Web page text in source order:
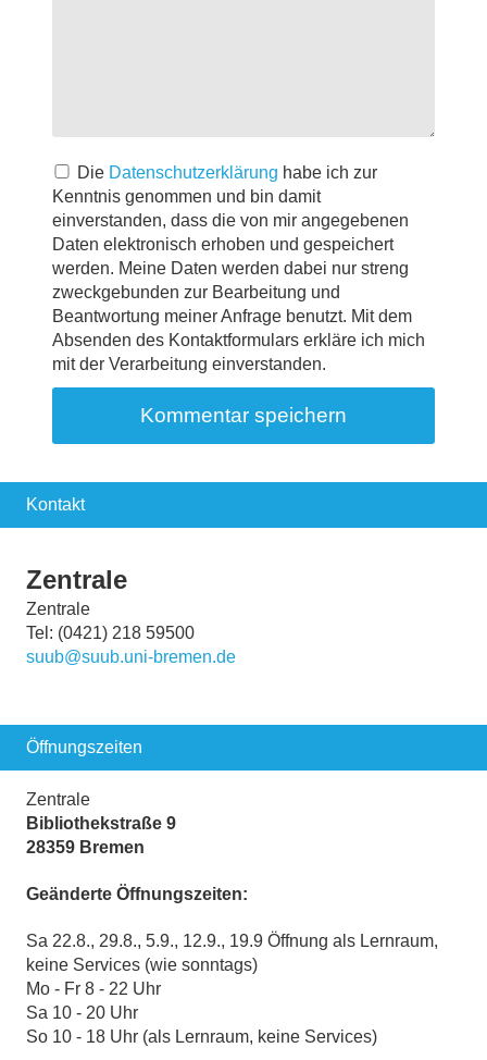
Die Datenschutzerklärung habe ich zur
Kenntnis genommen und bin damit
einverstanden, dass die von mir angegebenen
Daten elektronisch erhoben und gespeichert
werden. Meine Daten werden dabei nur streng
zweckgebunden zur Bearbeitung und
Beantwortung meiner Anfrage benutzt. Mit dem
Absenden des Kontaktformulars erkläre ich mich
mit der Verarbeitung einverstanden.
Kontakt
Zentrale
Zentrale
Tel: (0421) 218 59500
suub@suub.uni-bremen.de
Öffnungszeiten
Zentrale
Bibliothekstraße 9
28359 Bremen
Geänderte Öffnungszeiten:
Sa 22.8., 29.8., 5.9., 12.9., 19.9 Öffnung als Lernraum,
keine Services (wie sonntags)
Mo - Fr 8 - 22 Uhr
Sa 10 - 20 Uhr
So 10 - 18 Uhr (als Lernraum, keine Services)